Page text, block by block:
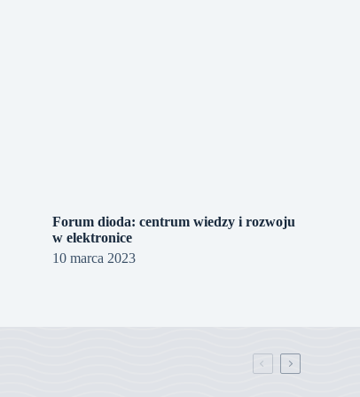
Forum dioda: centrum wiedzy i rozwoju
w elektronice
10 marca 2023